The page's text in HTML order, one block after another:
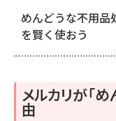
めんどうな不用品
を賢く使おう
メルカリが「
由